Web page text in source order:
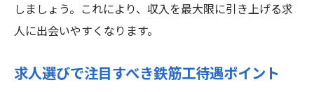
しましょう。これにより、収入を最大限に引き上げる求
人に出会いやすくなります。
求人選びで注目すべき鉄筋工待遇ポイント